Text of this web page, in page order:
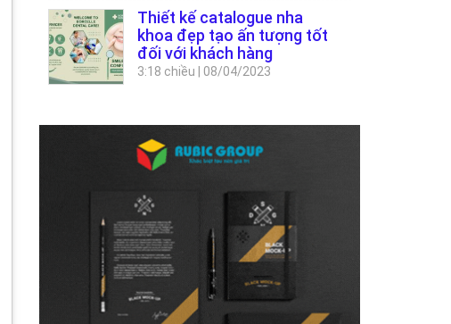
Thiết kế catalogue nha
khoa đẹp tạo ấn tượng tốt
đối với khách hàng
3:18 chiều 08/04/2023